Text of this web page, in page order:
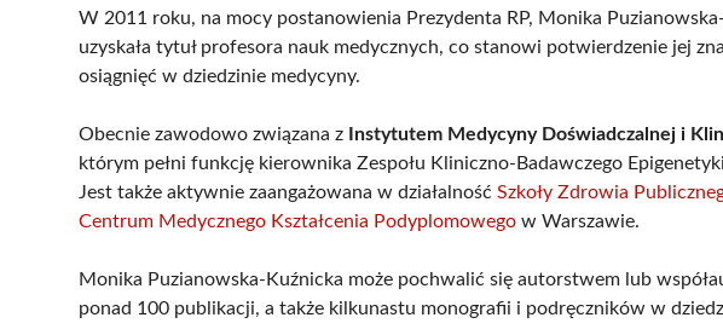
W 2011 roku, na mocy postanowienia Prezydenta RP, Monika
uzyskała tytuł profesora nauk medycznych, co stanowi potwierdzenie jej
osiągnięć w dziedzinie medycyny.
Obecnie zawodowo związana z Instytutem Medycyny Doświadczalnej i
którym pełni funkcję kierownika Zespołu Kliniczno-Badawczego
Jest także aktywnie zaangażowana w działalnośćSzkoły Zdrowia
Centrum Medycznego Kształcenia Podyplomowego w Warszawie.
Monika Puzianowska-Kuźnicka może pochwalić się autorstwem lub
ponad 100 publikacji, a także kilkunastu monografii i podręczników w